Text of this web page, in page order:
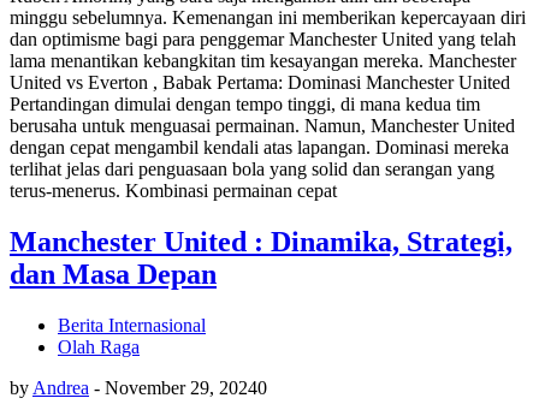
minggu sebelumnya. Kemenangan ini memberikan kepercayaan diri
dan optimisme bagi para penggemar Manchester United yang telah
lama menantikan kebangkitan tim kesayangan mereka. Manchester
United vs Everton , Babak Pertama: Dominasi Manchester United
Pertandingan dimulai dengan tempo tinggi, di mana kedua tim
berusaha untuk menguasai permainan. Namun, Manchester United
dengan cepat mengambil kendali atas lapangan. Dominasi mereka
terlihat jelas dari penguasaan bola yang solid dan serangan yang
terus-menerus. Kombinasi permainan cepat
Manchester United : Dinamika, Strategi,
dan Masa Depan
Berita Internasional
Olah Raga
by Andrea - November 29, 20240